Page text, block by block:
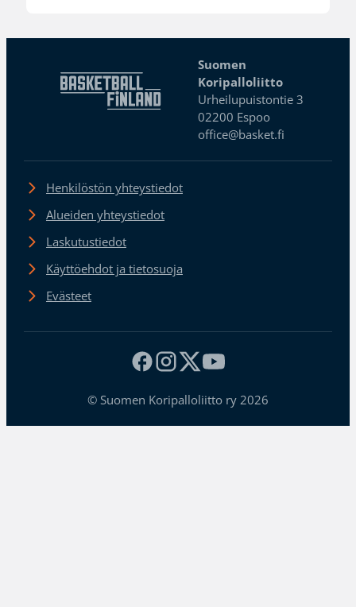
Suomen
Koripalloliitto
Urheilupuistontie 3
02200 Espoo
office@basket.fi
Henkilöstön yhteystiedot
Alueiden yhteystiedot
Laskutustiedot
Käyttöehdot ja tietosuoja
Evästeet
© Suomen Koripalloliitto ry 2026